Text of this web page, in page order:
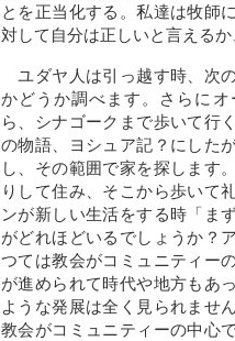
とを正当化する。私達は牧師
対して自分は正しいと言える
ユダヤ人は引っ越す時、次
かどうか調べます。さらに
ら、シナゴークまで歩いて行
の物語、ヨシュア記？にした
し、その範囲で家を探します
りして住み、そこから歩いて
ンが新しい生活をする時「ま
がどれほどいるでしょうか？
つては教会がコミュニティー
が進められて時代や地方もあ
ような発展は全く見られませ
教会がコミュニティーの中心